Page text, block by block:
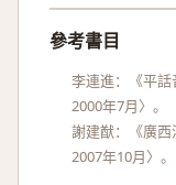
參考書目
李連進：《平話
2000年7月〉。
謝建猷：《廣西
2007年10月〉。